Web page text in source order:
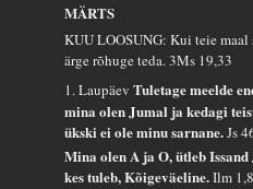
MÄRTS
KUU LOOSUNG: Kui teie maal
ärge rõhuge teda.3Ms 19,33
1. LaupäevTuletage meelde
mina olen Jumal ja kedagi
ükski ei ole minu sarnane.Js
Mina olen A ja O, ütleb
kes tuleb, Kõigeväeline.Ilm 1,8